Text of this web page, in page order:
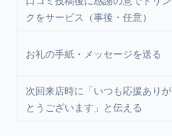
クをサービス（事後・任意）
お礼の手紙・メッセージを送る
次回来店時に「いつも応援ありが
とうございます」と伝える